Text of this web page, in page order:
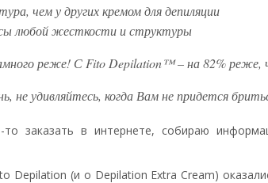
чем у других кремом для депиляции
любой жесткости и структуры
реже! С Fito Depilation™ – на 82% реже,
не удивляйтесь, когда Вам не придется
заказать в интернете, собираю
Depilation (и о Depilation Extra Cream)